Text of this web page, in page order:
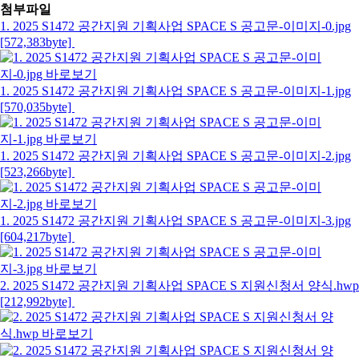
첨부파일
1. 2025 S1472 공간지원 기획사업 SPACE S 공고문-이미지-0.jpg
[572,383byte]
1. 2025 S1472 공간지원 기획사업 SPACE S 공고문-이미지-1.jpg
[570,035byte]
1. 2025 S1472 공간지원 기획사업 SPACE S 공고문-이미지-2.jpg
[523,266byte]
1. 2025 S1472 공간지원 기획사업 SPACE S 공고문-이미지-3.jpg
[604,217byte]
2. 2025 S1472 공간지원 기획사업 SPACE S 지원신청서 양식.hwp
[212,992byte]